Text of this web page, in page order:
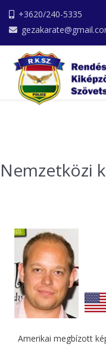
+3620/240-5335
Nemzetközi
Amerikai megbízott